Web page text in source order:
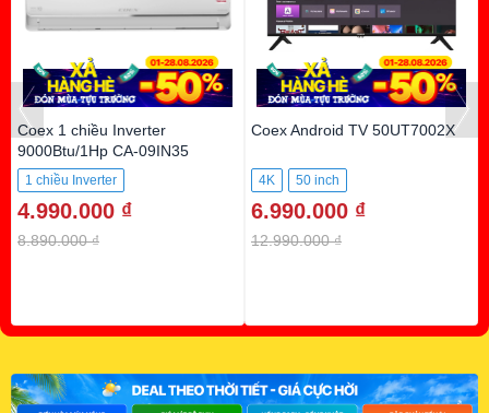
Coex 1 chiều Inverter
9000Btu/1Hp CA-09IN35
1 chiều Inverter
4.990.000 ₫
8.890.000 ₫
Coex Android TV 50UT7002X
4K 50 inch
6.990.000 ₫
12.990.000 ₫